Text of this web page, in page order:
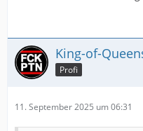
King-of-
Profi
11. September 2025 um 06:31